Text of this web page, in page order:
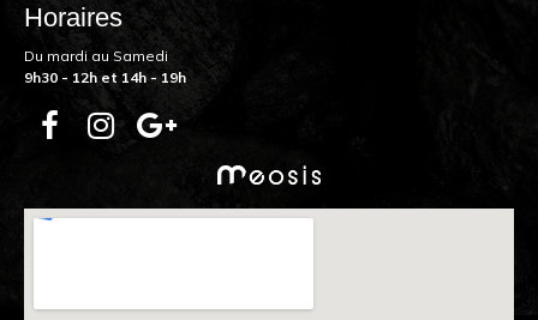
Horaires
Du mardi au Samedi
9h30 - 12h et 14h - 19h